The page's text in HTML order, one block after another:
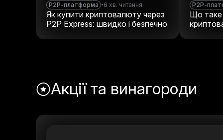
P2P-платформа •6 хв. читання
Як купити криптовалюту через
P2P Express: швидко і безпечно
P2P-
Що таке
Акції та винагороди